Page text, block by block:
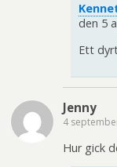
den 5
Ett
Jenny
4
Hur gick